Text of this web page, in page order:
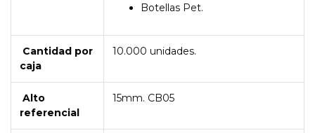
Botellas Pet.
Cantidad por
caja
10.000 unidades.
Alto
referencial
15mm. CB05